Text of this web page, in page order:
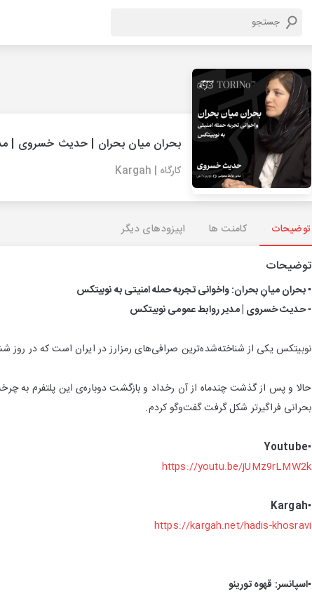
بحران میان بحران | حدیث خسروی |
کارگاه | Kargah
توضیحات کامنت ها اپیزودهای دیگر
توضیحات
▪️ بحران میانِ بحران: واخوانی تجربه حمله امنیتی به نوبیتکس
▫️ حدیث خسروی | مدیر روابط عمومی نوبیتکس
نوبیتکس یکی از شناخته‌شده‌ترین صرافی‌های رمزارز در ایران است که در روز
حالا و پس از گذشت چندماه از آن رخداد و بازگشت دوباره‌ی این پلتفرم
بحرانی فراگیرتر شکل گرفت گفت‌وگو کردم.
▪️
Youtube
https://youtu.be/jUMz9rLMW2k
▪️Kargah
https://kargah.net/hadis-khosravi
▪️اسپانسر: قهوه تورینو